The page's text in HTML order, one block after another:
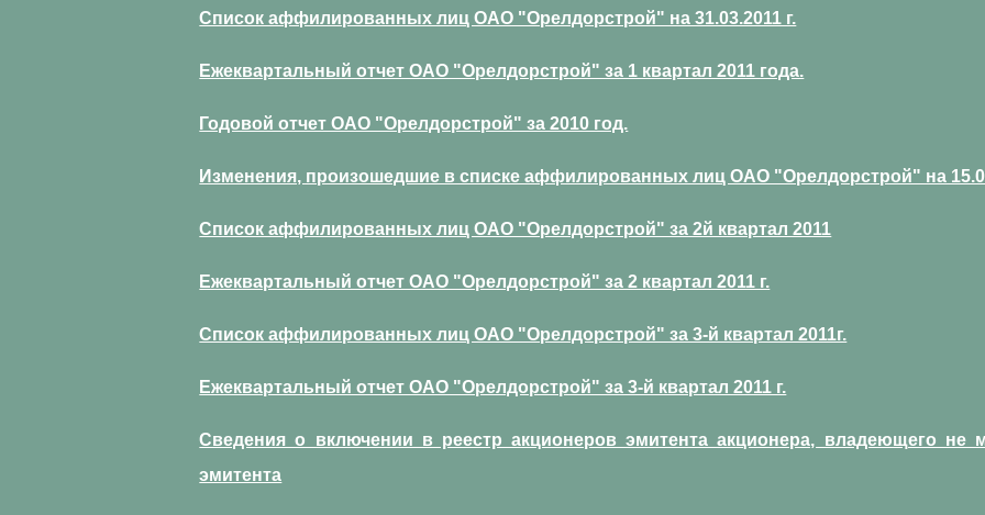
Список аффилированных лиц ОАО "Орелдорстрой" на 31.03.2011 г.
Ежеквартальный отчет ОАО "Орелдорстрой" за 1 квартал 2011 года.
Годовой отчет ОАО "Орелдорстрой" за 2010 год.
Изменения, произошедшие в списке аффилированных лиц ОАО "Орелдорстрой" на
Список аффилированных лиц ОАО "Орелдорстрой" за 2й квартал 2011
Ежеквартальный отчет ОАО "Орелдорстрой" за 2 квартал 2011 г.
Список аффилированных лиц ОАО "Орелдорстрой" за 3-й квартал 2011г.
Ежеквартальный отчет ОАО "Орелдорстрой" за 3-й квартал 2011 г.
Сведения о включении в реестр акционеров эмитента акционера, владеющего
эмитента